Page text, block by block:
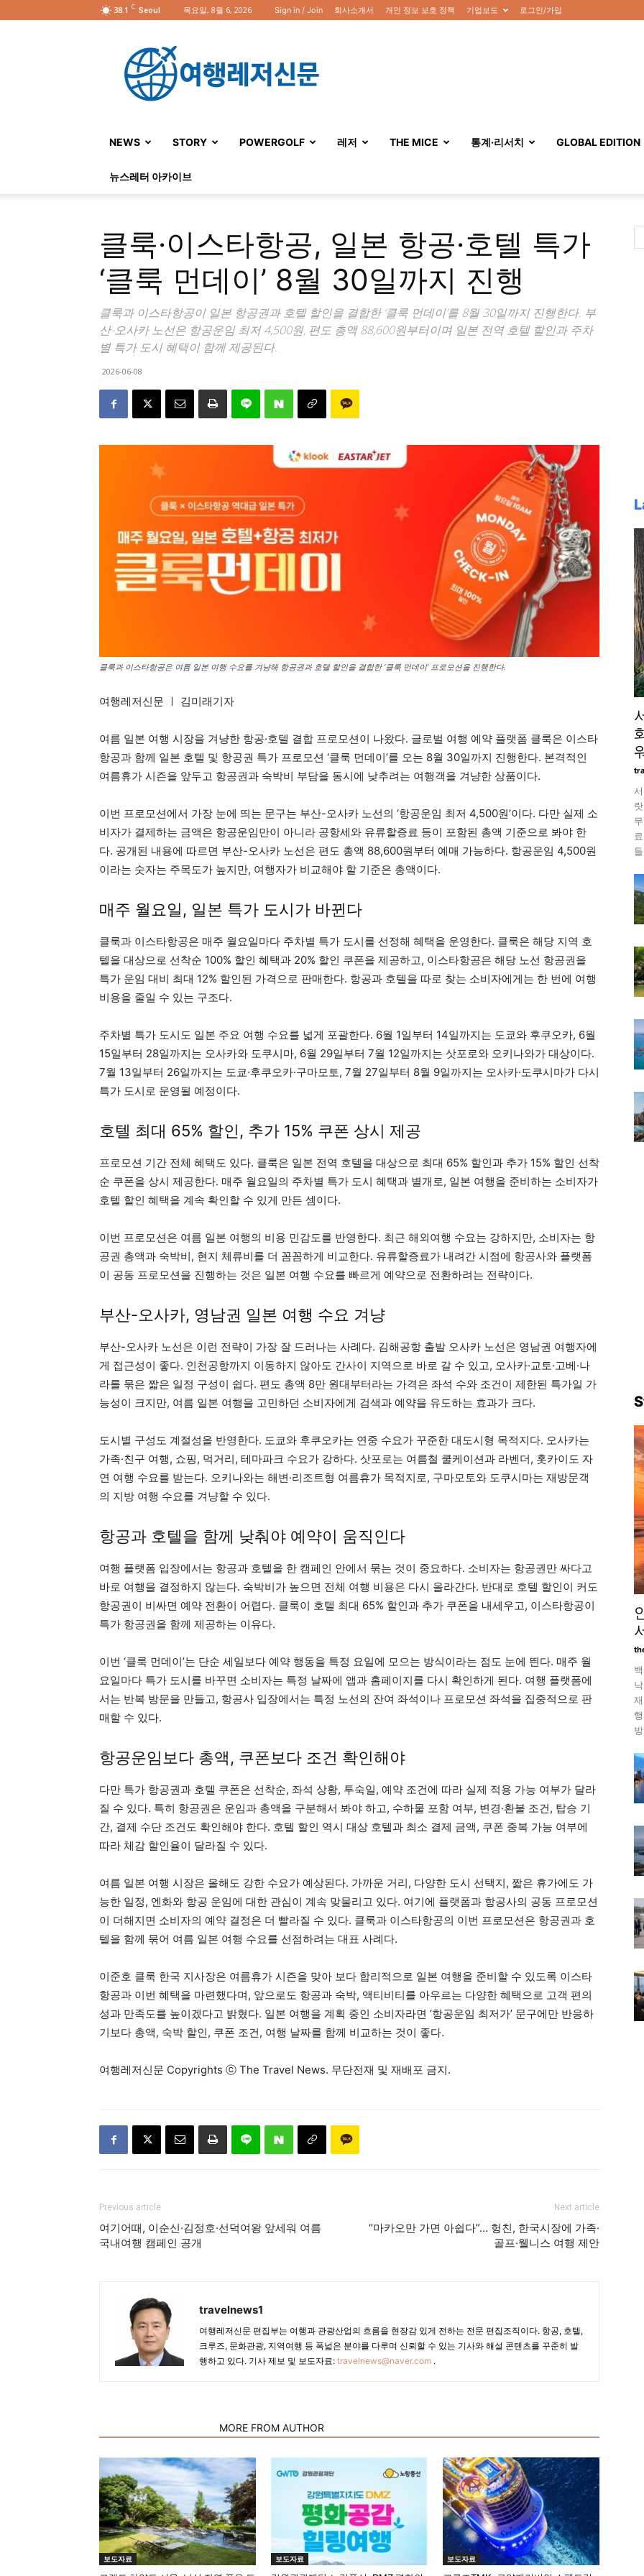
38.1 C Seoul 목요일, 8월 6, 2026 Sign in / Join 회사소개서 개인 정보 보호 정책 기업보도 로그인/가입
행
레
NEWS
STORY POWERGOLF 레저 THE MICE 통계·리서치 GLOBAL EDITION
뉴스레터 아카이브
클룩·이스타항공, 일본 항공·호텔 특가
‘클룩 먼데이’ 8월 30일까지 진행
클룩과 이스타항공이 일본 항공권과 호텔 할인을 결합한 ‘클룩 먼데이’를 8월 30일까지 진행한다. 부
산-오사카 노선은 항공운임 최저 4,500원, 편도 총액 88,600원부터이며 일본 전역 호텔 할인과 주차
별 특가 도시 혜택이 함께 제공된다.
2026-06-08
클룩과 이스타항공은 여름 일본 여행 수요를 겨냥해 항공권과 호텔 할인을 결합한 ‘클룩 먼데이’ 프로모션을 진행한다.
여행레저신문 ㅣ 김미래기자
여름 일본 여행 시장을 겨냥한 항공·호텔 결합 프로모션이 나왔다. 글로벌 여행 예약 플랫폼 클룩은 이스타
항공과 함께 일본 호텔 및 항공권 특가 프로모션 ‘클룩 먼데이’를 오는 8월 30일까지 진행한다. 본격적인
여름휴가 시즌을 앞두고 항공권과 숙박비 부담을 동시에 낮추려는 여행객을 겨냥한 상품이다.
이번 프로모션에서 가장 눈에 띄는 문구는 부산-오사카 노선의 ‘항공운임 최저 4,500원’이다. 다만 실제 소
비자가 결제하는 금액은 항공운임만이 아니라 공항세와 유류할증료 등이 포함된 총액 기준으로 봐야 한
다. 공개된 내용에 따르면 부산-오사카 노선은 편도 총액 88,600원부터 예매 가능하다. 항공운임 4,500원
이라는 숫자는 주목도가 높지만, 여행자가 비교해야 할 기준은 총액이다.
매주 월요일, 일본 특가 도시가 바뀐다
클룩과 이스타항공은 매주 월요일마다 주차별 특가 도시를 선정해 혜택을 운영한다. 클룩은 해당 지역 호
텔을 대상으로 선착순 100% 할인 혜택과 20% 할인 쿠폰을 제공하고, 이스타항공은 해당 노선 항공권을
특가 운임 대비 최대 12% 할인된 가격으로 판매한다. 항공과 호텔을 따로 찾는 소비자에게는 한 번에 여행
비용을 줄일 수 있는 구조다.
주차별 특가 도시도 일본 주요 여행 수요를 넓게 포괄한다. 6월 1일부터 14일까지는 도쿄와 후쿠오카, 6월
15일부터 28일까지는 오사카와 도쿠시마, 6월 29일부터 7월 12일까지는 삿포로와 오키나와가 대상이다.
7월 13일부터 26일까지는 도쿄·후쿠오카·구마모토, 7월 27일부터 8월 9일까지는 오사카·도쿠시마가 다시
특가 도시로 운영될 예정이다.
호텔 최대 65% 할인, 추가 15% 쿠폰 상시 제공
프로모션 기간 전체 혜택도 있다. 클룩은 일본 전역 호텔을 대상으로 최대 65% 할인과 추가 15% 할인 선착
순 쿠폰을 상시 제공한다. 매주 월요일의 주차별 특가 도시 혜택과 별개로, 일본 여행을 준비하는 소비자가
호텔 할인 혜택을 계속 확인할 수 있게 만든 셈이다.
이번 프로모션은 여름 일본 여행의 비용 민감도를 반영한다. 최근 해외여행 수요는 강하지만, 소비자는 항
공권 총액과 숙박비, 현지 체류비를 더 꼼꼼하게 비교한다. 유류할증료가 내려간 시점에 항공사와 플랫폼
이 공동 프로모션을 진행하는 것은 일본 여행 수요를 빠르게 예약으로 전환하려는 전략이다.
부산-오사카, 영남권 일본 여행 수요 겨냥
부산-오사카 노선은 이런 전략이 가장 잘 드러나는 사례다. 김해공항 출발 오사카 노선은 영남권 여행자에
게 접근성이 좋다. 인천공항까지 이동하지 않아도 간사이 지역으로 바로 갈 수 있고, 오사카·교토·고베·나
라를 묶은 짧은 일정 구성이 쉽다. 편도 총액 8만 원대부터라는 가격은 좌석 수와 조건이 제한된 특가일 가
능성이 크지만, 여름 일본 여행을 고민하던 소비자에게 검색과 예약을 유도하는 효과가 크다.
도시별 구성도 계절성을 반영한다. 도쿄와 후쿠오카는 연중 수요가 꾸준한 대도시형 목적지다. 오사카는
가족·친구 여행, 쇼핑, 먹거리, 테마파크 수요가 강하다. 삿포로는 여름철 쿨케이션과 라벤더, 홋카이도 자
연 여행 수요를 받는다. 오키나와는 해변·리조트형 여름휴가 목적지로, 구마모토와 도쿠시마는 재방문객
의 지방 여행 수요를 겨냥할 수 있다.
항공과 호텔을 함께 낮춰야 예약이 움직인다
여행 플랫폼 입장에서는 항공과 호텔을 한 캠페인 안에서 묶는 것이 중요하다. 소비자는 항공권만 싸다고
바로 여행을 결정하지 않는다. 숙박비가 높으면 전체 여행 비용은 다시 올라간다. 반대로 호텔 할인이 커도
항공권이 비싸면 예약 전환이 어렵다. 클룩이 호텔 최대 65% 할인과 추가 쿠폰을 내세우고, 이스타항공이
특가 항공권을 함께 제공하는 이유다.
이번 ‘클룩 먼데이’는 단순 세일보다 예약 행동을 특정 요일에 모으는 방식이라는 점도 눈에 띈다. 매주 월
요일마다 특가 도시를 바꾸면 소비자는 특정 날짜에 앱과 홈페이지를 다시 확인하게 된다. 여행 플랫폼에
서는 반복 방문을 만들고, 항공사 입장에서는 특정 노선의 잔여 좌석이나 프로모션 좌석을 집중적으로 판
매할 수 있다.
항공운임보다 총액, 쿠폰보다 조건 확인해야
다만 특가 항공권과 호텔 쿠폰은 선착순, 좌석 상황, 투숙일, 예약 조건에 따라 실제 적용 가능 여부가 달라
질 수 있다. 특히 항공권은 운임과 총액을 구분해서 봐야 하고, 수하물 포함 여부, 변경·환불 조건, 탑승 기
간, 결제 수단 조건도 확인해야 한다. 호텔 할인 역시 대상 호텔과 최소 결제 금액, 쿠폰 중복 가능 여부에
따라 체감 할인율이 달라질 수 있다.
여름 일본 여행 시장은 올해도 강한 수요가 예상된다. 가까운 거리, 다양한 도시 선택지, 짧은 휴가에도 가
능한 일정, 엔화와 항공 운임에 대한 관심이 계속 맞물리고 있다. 여기에 플랫폼과 항공사의 공동 프로모션
이 더해지면 소비자의 예약 결정은 더 빨라질 수 있다. 클룩과 이스타항공의 이번 프로모션은 항공권과 호
텔을 함께 묶어 여름 일본 여행 수요를 선점하려는 대표 사례다.
이준호 클룩 한국 지사장은 여름휴가 시즌을 맞아 보다 합리적으로 일본 여행을 준비할 수 있도록 이스타
항공과 이번 혜택을 마련했다며, 앞으로도 항공과 숙박, 액티비티를 아우르는 다양한 혜택으로 고객 편의
성과 만족도를 높이겠다고 밝혔다. 일본 여행을 계획 중인 소비자라면 ‘항공운임 최저가’ 문구에만 반응하
기보다 총액, 숙박 할인, 쿠폰 조건, 여행 날짜를 함께 비교하는 것이 좋다.
여행레저신문 Copyrights ⓒ The Travel News. 무단전재 및 재배포 금지.
Previous article
여기어때, 이순신·김정호·선덕여왕 앞세워 여름
국내여행 캠페인 공개
Next article
“마카오만 가면 아쉽다”… 헝친, 한국시장에 가족·
골프·웰니스 여행 제안
travelnews1
여행레저신문 편집부는 여행과 관광산업의 흐름을 현장감 있게 전하는 전문 편집조직이다. 항공, 호텔,
크루즈, 문화관광, 지역여행 등 폭넓은 분야를 다루며 신뢰할 수 있는 기사와 해설 콘텐츠를 꾸준히 발
행하고 있다. 기사 제보 및 보도자료: travelnews@naver.com .
MORE FROM AUTHOR
보도자료 보도자료 보도자료